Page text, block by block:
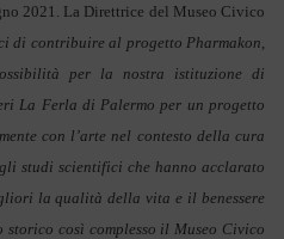
2021. La Direttrice del Museo Civico
di contribuire al progetto Pharmakon,
per la nostra istituzione di
La Ferla di Palermo per un progetto
con l’arte nel contesto della cura
studi scientifici che hanno acclarato
la qualità della vita e il benessere
storico così complesso il Museo Civico